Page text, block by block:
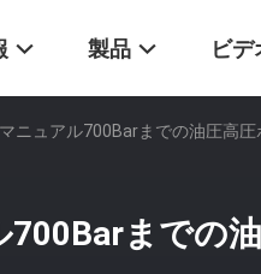
製品 ビデ
ニュアル700Barまでの油圧高圧
までの